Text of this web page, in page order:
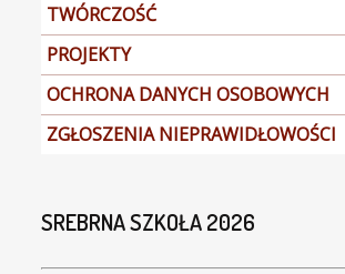
ó
w
n
a
TWÓRCZOŚĆ
PROJEKTY
OCHRONA DANYCH OSOBOWYCH
ZGŁOSZENIA NIEPRAWIDŁOWOŚCI
SREBRNA SZKOŁA 2026